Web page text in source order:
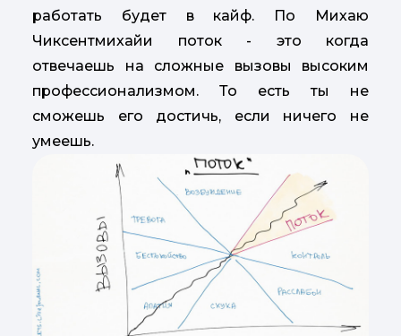
работать будет в кайф. По Михаю
Чиксентмихайи поток - это когда
отвечаешь на сложные вызовы высоким
профессионализмом. То есть ты не
сможешь его достичь, если ничего не
умеешь.